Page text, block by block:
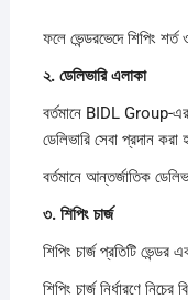
ফলে ভেন্ডরভেদে শিপিং
২. ডেলিভারিএলাকা
বর্তমানে BIDL Group-
ডেলিভারি সেবা প্রদান করা
বর্তমানে আন্তর্জাতিক
৩. শিপিং চার্জ
শিপিং চার্জ প্রতিটি ভেন্ডর
শিপিং চার্জ নির্ধারণে